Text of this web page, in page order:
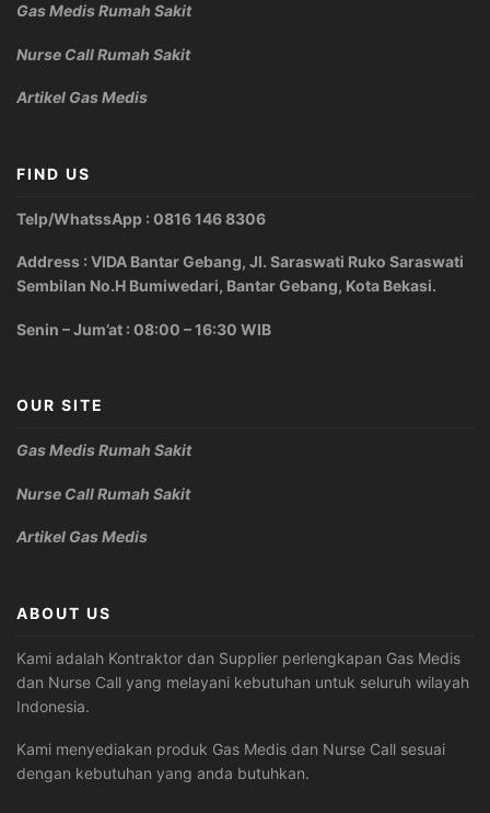
Gas Medis Rumah Sakit
Nurse Call Rumah Sakit
Artikel Gas Medis
FIND US
Telp/WhatssApp : 0816 146 8306
Address : VIDA Bantar Gebang, Jl. Saraswati Ruko Saraswati
Sembilan No.H Bumiwedari, Bantar Gebang, Kota Bekasi.
Senin – Jum’at : 08:00 – 16:30 WIB
OUR SITE
Gas Medis Rumah Sakit
Nurse Call Rumah Sakit
Artikel Gas Medis
ABOUT US
Kami adalah Kontraktor dan Supplier perlengkapan Gas Medis
dan Nurse Call yang melayani kebutuhan untuk seluruh wilayah
Indonesia.
Kami menyediakan produk Gas Medis dan Nurse Call sesuai
dengan kebutuhan yang anda butuhkan.